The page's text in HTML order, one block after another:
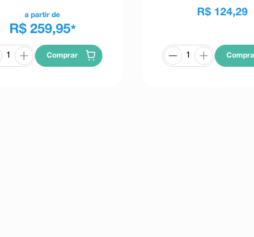
a partir de
R$ 259,95*
Comprar
R$ 124,29